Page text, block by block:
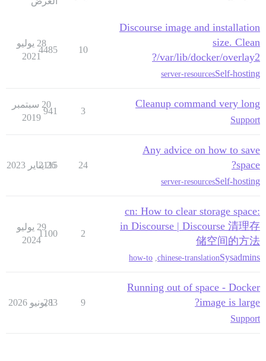
Discourse image and installation
size. Clean
/var/lib/docker/overlay2?
Self-hosting
server-resources
10
4485
28 يوليو
2021
Cleanup command very long
Support
3
941
20 سبتمبر
2019
Any advice on how to save
space?
Self-hosting
server-resources
24
2115
26 يناير 2023
:cn: How to clear storage space
in Discourse | Discourse 清理存
储空间的方法
Sysadmins
chinese-translation
how-to
2
1100
29 يوليو
2024
Running out of space - Docker
image is large?
Support
9
283
1 يونيو 2026